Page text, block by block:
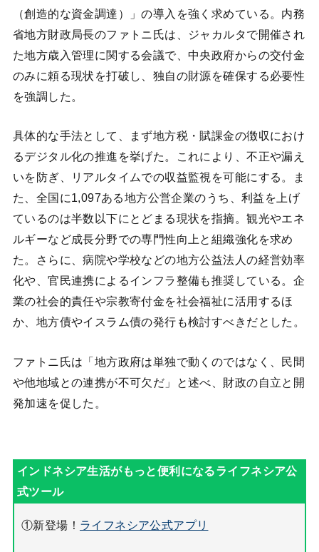
（創造的な資金調達）」の導入を強く求めている。内務
省地方財政局長のファトニ氏は、ジャカルタで開催され
た地方歳入管理に関する会議で、中央政府からの交付金
のみに頼る現状を打破し、独自の財源を確保する必要性
を強調した。
具体的な手法として、まず地方税・賦課金の徴収におけ
るデジタル化の推進を挙げた。これにより、不正や漏え
いを防ぎ、リアルタイムでの収益監視を可能にする。ま
た、全国に1,097ある地方公営企業のうち、利益を上げ
ているのは半数以下にとどまる現状を指摘。観光やエネ
ルギーなど成長分野での専門性向上と組織強化を求め
た。さらに、病院や学校などの地方公益法人の経営効率
化や、官民連携によるインフラ整備も推奨している。企
業の社会的責任や宗教寄付金を社会福祉に活用するほ
か、地方債やイスラム債の発行も検討すべきだとした。
ファトニ氏は「地方政府は単独で動くのではなく、民間
や他地域との連携が不可欠だ」と述べ、財政の自立と開
発加速を促した。
①新登場！ ライフネシア公式アプリ